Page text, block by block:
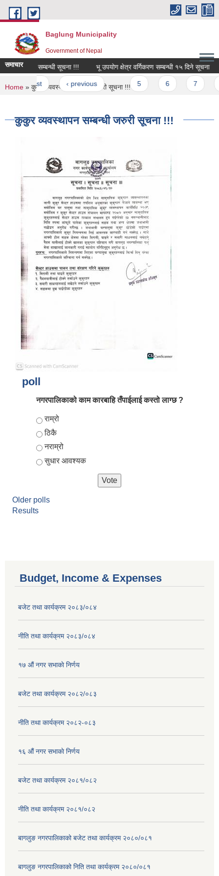
Skip to main content
Baglung Municipality
Government of Nepal
समाचार
अन्तरवार्ता सम्बन्धी सूचना !!! भू उपयोग क्षेत्र वर्गिकरण सम्बन्धी १५ दिने सूचना
Pages
« first ‹ previous … 5
You are here
Home » कुकुर व्यवस्थापन सम्बन्धी जरुरी सूचना !!!
कुकुर व्यवस्थापन सम्बन्धी जरुरी सूचना !!!
poll
नगरपालिकाको काम कारबाहि तँपाईलाई कस्तो लाग्छ ?
Choices
राम्रो
ठिकै
नराम्रो
सुधार आवश्यक
Older polls
Results
Budget, Income & Expenses
बजेट तथा कार्यक्रम २०८३/०८४
नीति तथा कार्यक्रम २०८३/०८४
१७ ‌‍औं नगर सभाकाे निर्णय
बजेट तथा कार्यक्रम २०८२/०८३
नीति तथा कार्यक्रम २०८२-०८३
१६ ‌औं नगर सभाकाे निर्णय
बजेट तथा कार्यक्रम २०८१/०८२
नीति तथा कार्यक्रम २०८१/०८२
बागलुङ नगरपालिकाको बजेट तथा कार्यक्रम २०८०/०८१
बागलुङ नगरपालिकाको निति तथा कार्यक्रम २०८०/०८१